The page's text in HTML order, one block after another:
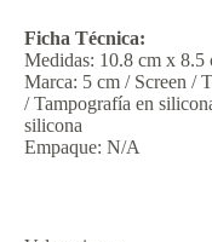
Ficha Técnica:
Medidas: 10.8 cm x 8.5
Marca: 5 cm / Screen /
/ Tampografía en
silicona
Empaque: N/A